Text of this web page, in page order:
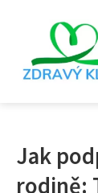
Jak
rodině: